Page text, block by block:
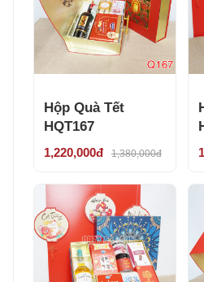
Hộp Quà Tết
HQT167
1,220,000đ 1,380,000đ